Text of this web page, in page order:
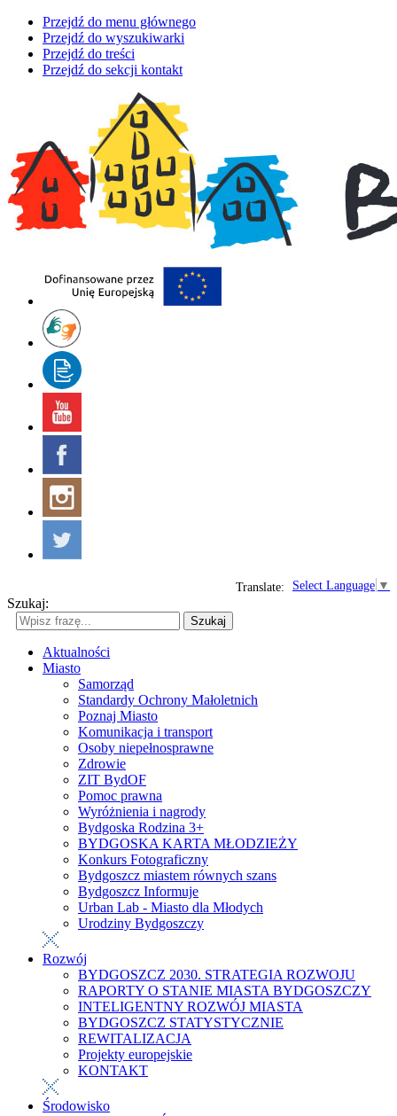
Przejdź do menu głównego
Przejdź do wyszukiwarki
Przejdź do treści
Przejdź do sekcji kontakt
Select Language ▼
Translate:
Szukaj:
Szukaj
Aktualności
Miasto
Samorząd
Standardy Ochrony Małoletnich
Poznaj Miasto
Komunikacja i transport
Osoby niepełnosprawne
Zdrowie
ZIT BydOF
Pomoc prawna
Wyróżnienia i nagrody
Bydgoska Rodzina 3+
BYDGOSKA KARTA MŁODZIEŻY
Konkurs Fotograficzny
Bydgoszcz miastem równych szans
Bydgoszcz Informuje
Urban Lab - Miasto dla Młodych
Urodziny Bydgoszczy
Rozwój
BYDGOSZCZ 2030. STRATEGIA ROZWOJU
RAPORTY O STANIE MIASTA BYDGOSZCZY
INTELIGENTNY ROZWÓJ MIASTA
BYDGOSZCZ STATYSTYCZNIE
REWITALIZACJA
Projekty europejskie
KONTAKT
Środowisko